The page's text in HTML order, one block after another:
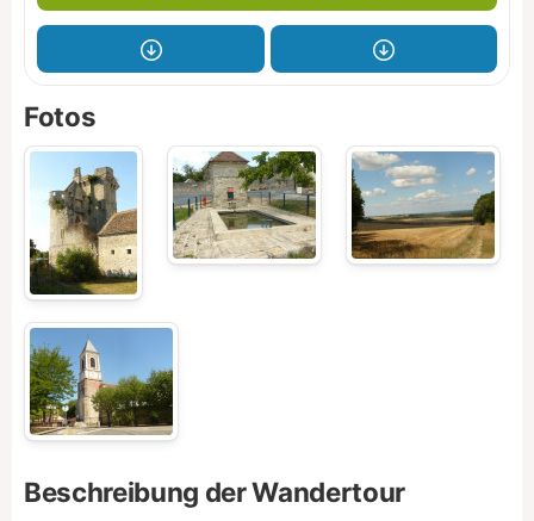
Fotos
Beschreibung der Wandertour